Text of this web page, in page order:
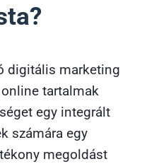
digitális marketing
tartalmak
egy integrált
számára egy
megoldást